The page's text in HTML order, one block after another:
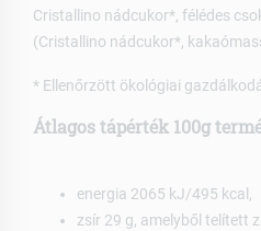
Cristallino nádcukor*, félédes
(Cristallino nádcukor*,
* Ellenőrzött ökológiai
Átlagos tápérték 100g
energia 2065 kJ/495 kcal,
zsír 29 g, amelyből telített